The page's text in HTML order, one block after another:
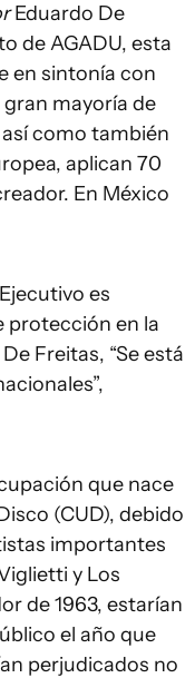
Eduardo De
de AGADU, esta
en sintonía con
mayoría de
como también
aplican 70
En México
es
protección en la
Freitas, “Se está
que nace
(CUD), debido
importantes
y Los
de 1963, estarían
el año que
perjudicados no